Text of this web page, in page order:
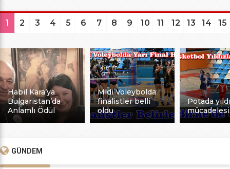
1 2 3 4 5 6 7 8 9 10 11 12 13 14 15
Habil Kara’ya
Bulgaristan’da
Anlamlı Ödül
Midi Voleybolda
finalistler belli
oldu
Potada
mücadelesi
GÜNDEM